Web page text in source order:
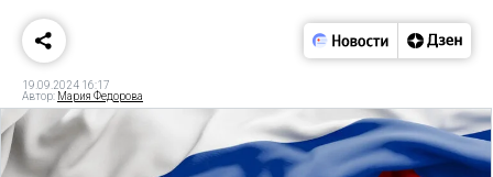
19.09.2024 16:17
Автор: Мария Федорова